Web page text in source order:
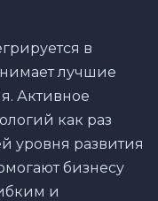
в
лучшие
Активное
как раз
уровня развития
бизнесу
и